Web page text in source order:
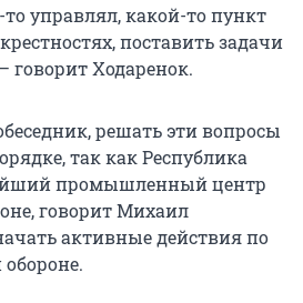
управлял, какой-то пункт
поставить задачи
Ходаренок.
решать эти вопросы
так как Республика
промышленный центр
говорит Михаил
активные действия по